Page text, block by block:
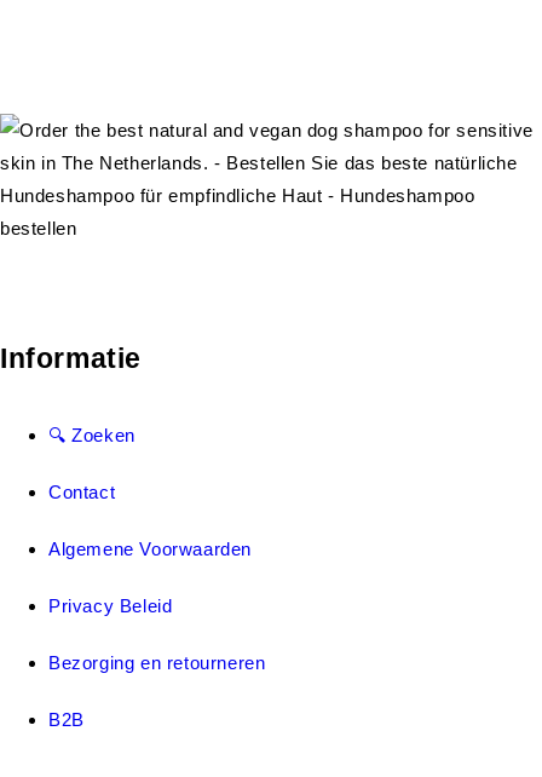
Informatie
🔍 Zoeken
Contact
Algemene Voorwaarden
Privacy Beleid
Bezorging en retourneren
B2B